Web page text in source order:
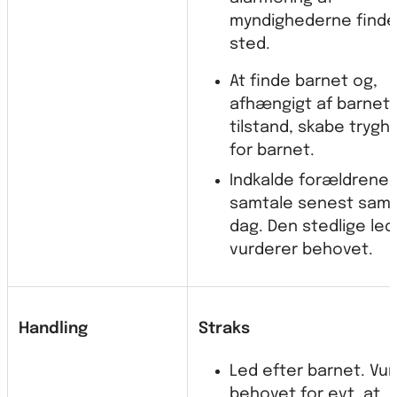
myndighederne
sted.
At finde barnet og,
afhængigt af
tilstand, skabe
for barnet.
Indkalde forældrene
samtale senest
dag. Den stedlige
vurderer behovet.
Handling Straks
Led efter barnet.